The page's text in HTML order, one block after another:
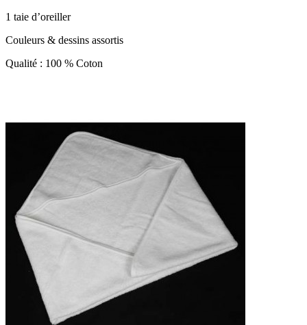
1 taie d’oreiller
Couleurs & dessins assortis
Qualité : 100 % Coton